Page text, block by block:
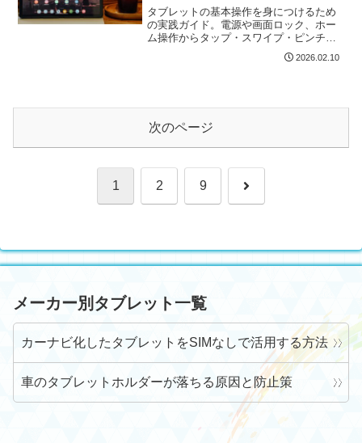
タブレットの基本操作を身につけるため
の実践ガイド。電源や画面ロック、ホー
ム操作からタップ・スワイプ・ピンチ、
スクリーンショット、Wi‑Fi・モバイルデ
ータ・Bluetooth接続、アプリ管理、写真
2026.02.10
次のページ
1 2 9 次
メーカー別タブレット一覧
カーナビ化したタブレットをSIMなしで活用する方法
車のタブレットホルダーが落ちる原因と防止策